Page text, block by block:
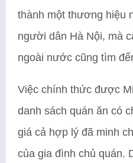
thành một thương hiệu
người dân Hà Nội, mà
ngoài nước cũng tìm
Việc chính thức được
danh sách quán ăn có
giá cả hợp lý đã minh
của gia đình chủ quán.